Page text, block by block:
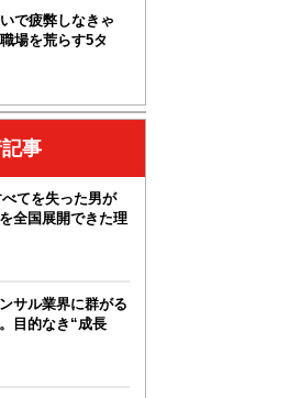
で疲弊しなきゃ
場を荒らす5タ
事
てを失った男が
全国展開できた理
サル業界に群がる
目的なき“成長